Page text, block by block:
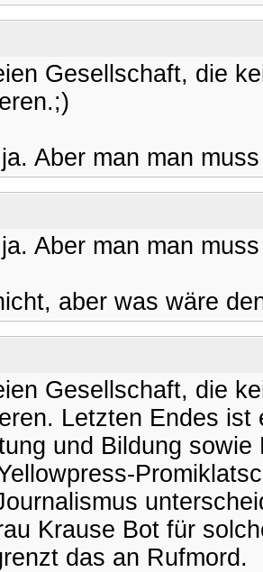
Gesellschaft, die
Aber man man
Aber man man
aber was wäre
Gesellschaft, die
Letzten Endes
und Bildung
Krause Bot für
das an Rufmord.